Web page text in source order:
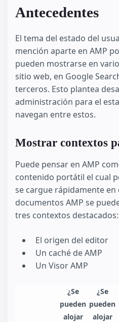
Antecedentes
El tema del estado del
mención aparte en AMP
pueden mostrarse en
sitio web, en Google
terceros. Esto plantea
administración para el
navegan entre estos.
Mostrar contextos
Puede pensar en AMP
contenido portátil el cual
se cargue rápidamente en
documentos AMP se
tres contextos destacados:
El origen del editor
Un caché de AMP
Un Visor AMP
¿Se
pueden
alojar
¿Se
pueden
alojar